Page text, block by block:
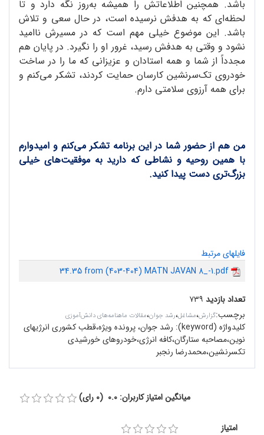
باشد. همچنین اطلاعاتش را همیشه به‌روز نگه دارد و تا
لحظه‌ای که به هدفش نرسیده است، در حال سعی و تلاش
باشد. این موضوع خیلی مهم است که در مسیرش ناامید
نشود و وقتی به هدفش رسید، غرور او را نگیرد. در پایان هم
مجدداً از شما و همه استادان و عزیزانی که ما را در ساخت
خودروی تک‌سرنشین کارسان حمایت کردند، تشکر می‌کنم و
برای همه آرزوی سلامتی دارم.
من هم از حضور شما در این برنامه تشکر می‌کنم و امیدوارم
با همین روحیه و نشاطی که دارید به موفقیت‌های خیلی
بزرگ‌تری دست پیدا کنید.
فایلهای مرتبط
34.35 from (403-404) MATN JAVAN 8_-1.pdf
تعداد بازدید ۷۳۹
برچسب:گزارش،مشاغل،رشد جوان،مقالات ماهنامه‌های دانش‌آموزی
کلیدواژه (keyword):
رشد جوان، پرونده ویژه،قطب کشوری انرژیهای
نوین،مصاحبه ستارگان،کافه انرژی،خودروهای خورشیدی
تکسرنشین،محمدرضا رنجبر
میانگین امتیاز کاربران: 0.0 (0 رای)
امتیاز